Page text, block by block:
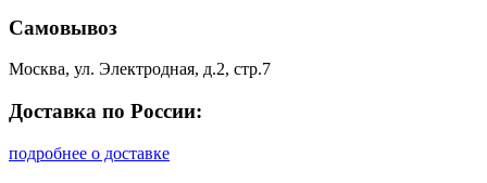
Самовывоз
Москва, ул. Электродная, д.2, стр.7
Доставка по России:
подробнее о доставке